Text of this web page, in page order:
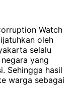
Watch
oleh
selalu
yang
Sehingga hasil
warga sebagai